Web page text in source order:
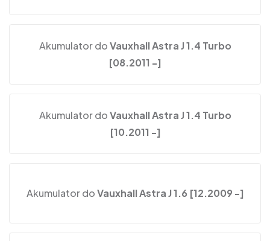
Akumulator doVauxhall Astra J 1.4 Turbo
[08.2011 -]
Akumulator doVauxhall Astra J 1.4 Turbo
[10.2011 -]
Akumulator doVauxhall Astra J 1.6 [12.2009 -]